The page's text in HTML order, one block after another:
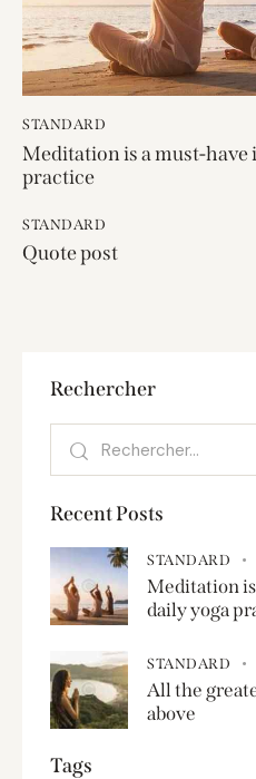
STANDARD
Meditation is a must-have
practice
STANDARD
Quote post
Rechercher
Recent Posts
STANDARD
Meditation
daily yoga
STANDARD
All the
above
Tags